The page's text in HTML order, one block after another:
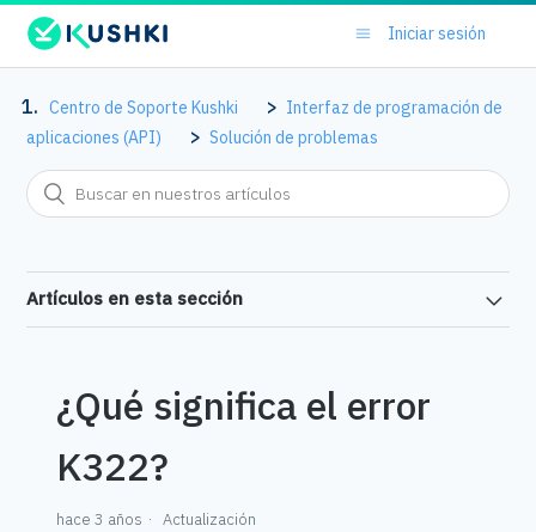
Iniciar sesión
Centro de Soporte Kushki
Interfaz de programación de
aplicaciones (API)
Solución de problemas
Artículos en esta sección
¿Qué significa el error
K322?
hace 3 años Actualización